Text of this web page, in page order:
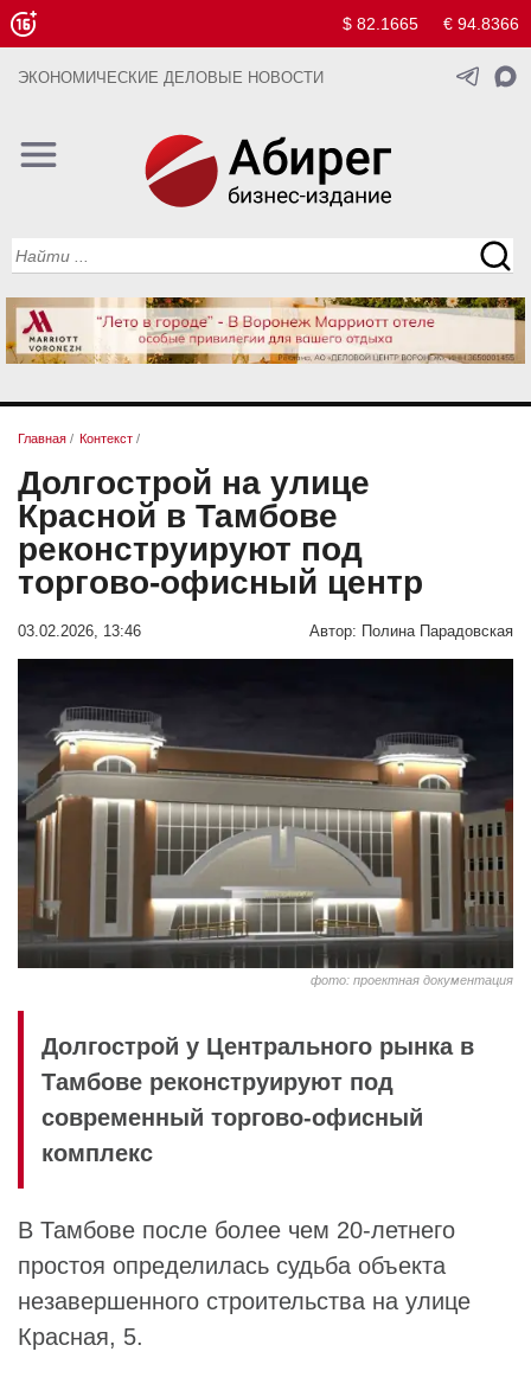
$ 82.1665 € 94.8366
ЭКОНОМИЧЕСКИЕ ДЕЛОВЫЕ НОВОСТИ
Главная / Контекст /
Долгострой на улице
Красной в Тамбове
реконструируют под
торгово-офисный центр
03.02.2026, 13:46 Автор: Полина Парадовская
фото: проектная документация
Долгострой у Центрального рынка в
Тамбове реконструируют под
современный торгово-офисный
комплекс
В Тамбове после более чем 20-летнего
простоя определилась судьба объекта
незавершенного строительства на улице
Красная, 5.